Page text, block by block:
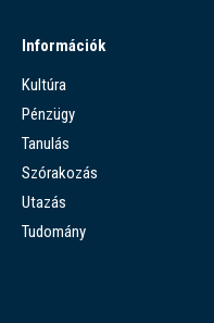
Információk
Kultúra
Pénzügy
Tanulás
Szórakozás
Utazás
Tudomány